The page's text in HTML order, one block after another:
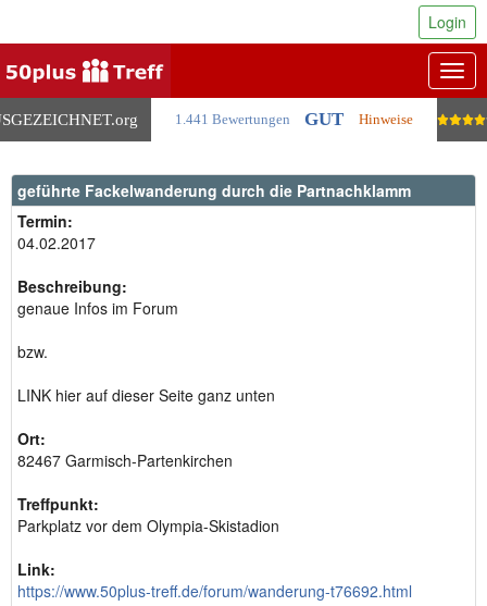
.org 1.441 Bewertungen GUT Hinweise
Login
geführte Fackelwanderung durch die Partnachklamm
Termin:
04.02.2017
Beschreibung:
genaue Infos im Forum
bzw.
LINK hier auf dieser Seite ganz unten
Ort:
82467 Garmisch-Partenkirchen
Treffpunkt:
Parkplatz vor dem Olympia-Skistadion
Link:
https://www.50plus-treff.de/forum/wanderung-t76692.html